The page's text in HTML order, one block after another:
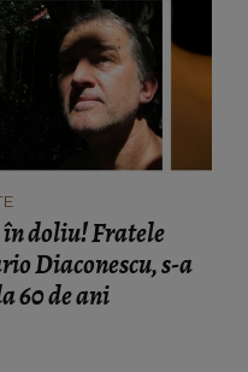
în doliu! Fratele
Diaconescu, s-a
60 de ani